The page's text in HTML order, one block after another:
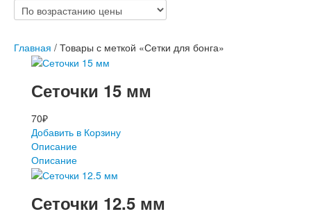
Главная / Товары с меткой «Сетки для бонга»
Сеточки 15 мм
70₽
Добавить в Корзину
Описание
Описание
Сеточки 12.5 мм